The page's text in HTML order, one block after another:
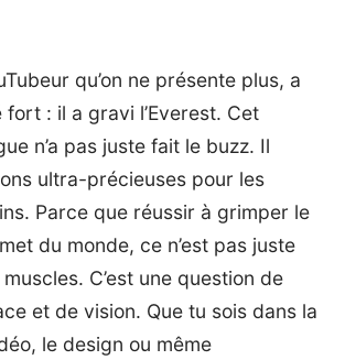
qu’on ne présente plus, a
: il a gravi l’Everest. Cet
n’a pas juste fait le buzz. Il
ultra-précieuses pour les
Parce que réussir à grimper le
du monde, ce n’est pas juste
C’est une question de
et de vision. Que tu sois dans la
le design ou même